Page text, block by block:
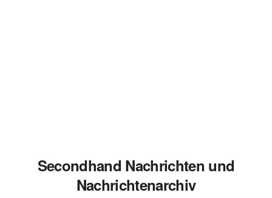
Secondhand Nachrichten und
Nachrichtenarchiv